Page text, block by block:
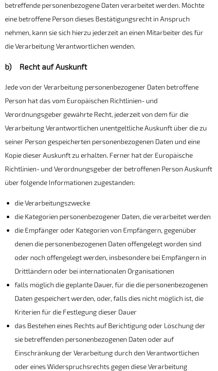
betreffende personenbezogene Daten verarbeitet werden. Möchte
eine betroffene Person dieses Bestätigungsrecht in Anspruch
nehmen, kann sie sich hierzu jederzeit an einen Mitarbeiter des für
die Verarbeitung Verantwortlichen wenden.
b) Recht auf Auskunft
Jede von der Verarbeitung personenbezogener Daten betroffene
Person hat das vom Europäischen Richtlinien- und
Verordnungsgeber gewährte Recht, jederzeit von dem für die
Verarbeitung Verantwortlichen unentgeltliche Auskunft über die zu
seiner Person gespeicherten personenbezogenen Daten und eine
Kopie dieser Auskunft zu erhalten. Ferner hat der Europäische
Richtlinien- und Verordnungsgeber der betroffenen Person Auskunft
über folgende Informationen zugestanden:
die Verarbeitungszwecke
die Kategorien personenbezogener Daten, die verarbeitet werden
die Empfänger oder Kategorien von Empfängern, gegenüber
denen die personenbezogenen Daten offengelegt worden sind
oder noch offengelegt werden, insbesondere bei Empfängern in
Drittländern oder bei internationalen Organisationen
falls möglich die geplante Dauer, für die die personenbezogenen
Daten gespeichert werden, oder, falls dies nicht möglich ist, die
Kriterien für die Festlegung dieser Dauer
das Bestehen eines Rechts auf Berichtigung oder Löschung der
sie betreffenden personenbezogenen Daten oder auf
Einschränkung der Verarbeitung durch den Verantwortlichen
oder eines Widerspruchsrechts gegen diese Verarbeitung